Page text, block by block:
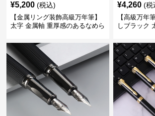
¥5,200 (税込)
【金属リング装飾高級万年筆】
太字 金属軸 重厚感のあるなめら
きに最適
¥4,260 (税
【高級万年
しブラック
くい